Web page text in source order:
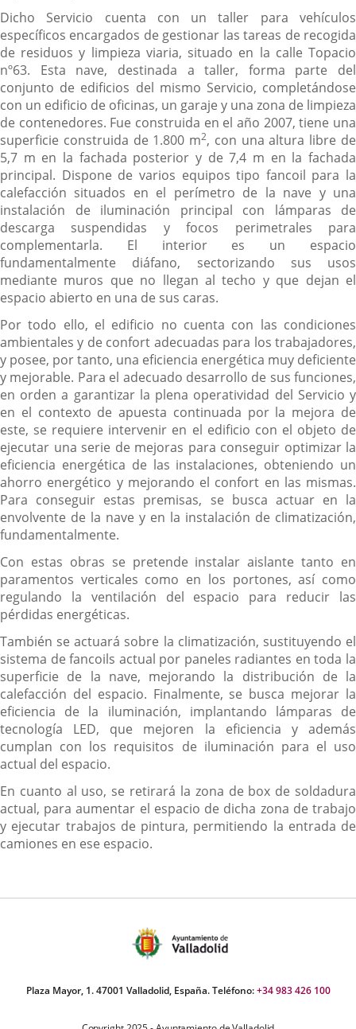
Dicho Servicio cuenta con un taller para vehículos
específicos encargados de gestionar las tareas de recogida
de residuos y limpieza viaria, situado en la calle Topacio
nº63. Esta nave, destinada a taller, forma parte del
conjunto de edificios del mismo Servicio, completándose
con un edificio de oficinas, un garaje y una zona de limpieza
de contenedores. Fue construida en el año 2007, tiene una
superficie construida de 1.800 m2, con una altura libre de
5,7 m en la fachada posterior y de 7,4 m en la fachada
principal. Dispone de varios equipos tipo fancoil para la
calefacción situados en el perímetro de la nave y una
instalación de iluminación principal con lámparas de
descarga suspendidas y focos perimetrales para
complementarla. El interior es un espacio
fundamentalmente diáfano, sectorizando sus usos
mediante muros que no llegan al techo y que dejan el
espacio abierto en una de sus caras.
Por todo ello, el edificio no cuenta con las condiciones
ambientales y de confort adecuadas para los trabajadores,
y posee, por tanto, una eficiencia energética muy deficiente
y mejorable. Para el adecuado desarrollo de sus funciones,
en orden a garantizar la plena operatividad del Servicio y
en el contexto de apuesta continuada por la mejora de
este, se requiere intervenir en el edificio con el objeto de
ejecutar una serie de mejoras para conseguir optimizar la
eficiencia energética de las instalaciones, obteniendo un
ahorro energético y mejorando el confort en las mismas.
Para conseguir estas premisas, se busca actuar en la
envolvente de la nave y en la instalación de climatización,
fundamentalmente.
Con estas obras se pretende instalar aislante tanto en
paramentos verticales como en los portones, así como
regulando la ventilación del espacio para reducir las
pérdidas energéticas.
También se actuará sobre la climatización, sustituyendo el
sistema de fancoils actual por paneles radiantes en toda la
superficie de la nave, mejorando la distribución de la
calefacción del espacio. Finalmente, se busca mejorar la
eficiencia de la iluminación, implantando lámparas de
tecnología LED, que mejoren la eficiencia y además
cumplan con los requisitos de iluminación para el uso
actual del espacio.
En cuanto al uso, se retirará la zona de box de soldadura
actual, para aumentar el espacio de dicha zona de trabajo
y ejecutar trabajos de pintura, permitiendo la entrada de
camiones en ese espacio.
Plaza Mayor, 1. 47001 Valladolid, España. Teléfono:+34 983 426 100